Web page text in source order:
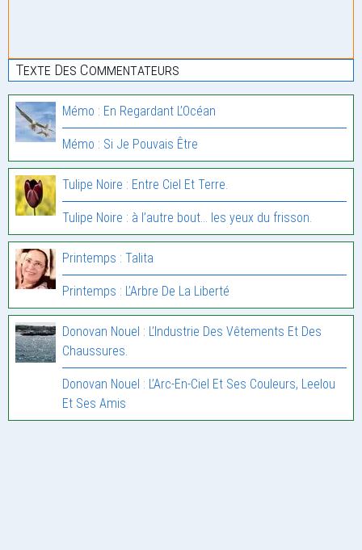
Texte Des Commentateurs
Mémo : En Regardant L’Océan
Mémo : Si Je Pouvais Être
Tulipe Noire : Entre Ciel Et Terre.
Tulipe Noire : à l’autre bout… les yeux du frisson.
Printemps : Talita
Printemps : L’Arbre De La Liberté
Donovan Nouel : L’Industrie Des Vêtements Et Des
Chaussures.
Donovan Nouel : L’Arc-En-Ciel Et Ses Couleurs, Leelou
Et Ses Amis